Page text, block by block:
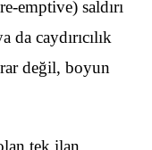
emptive) saldırı
caydırıcılık
değil, boyun